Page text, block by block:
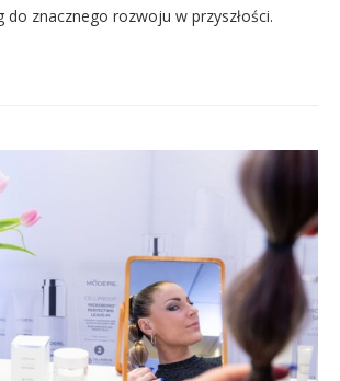
znacznego rozwoju w przyszłości.